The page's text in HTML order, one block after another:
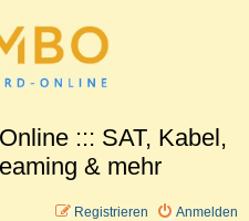
::: SAT, Kabel,
& mehr
Anmelden
Registrieren